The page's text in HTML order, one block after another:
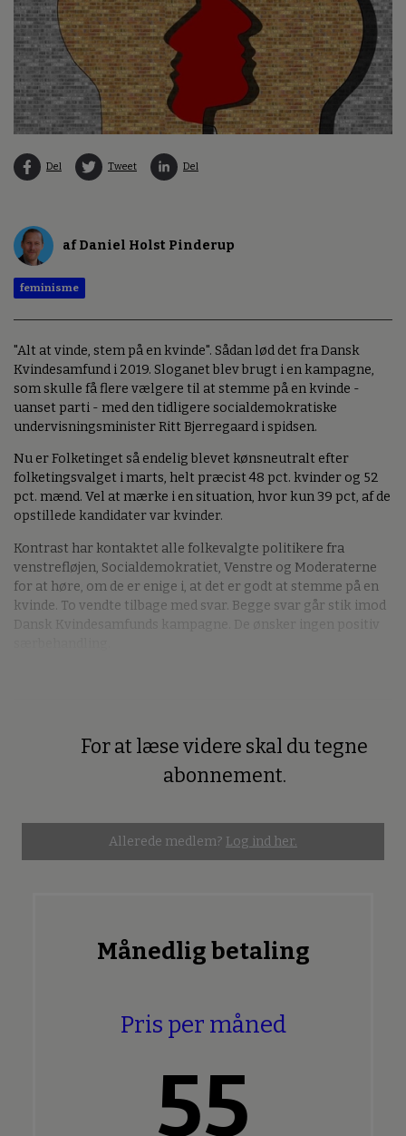
Del Tweet Del
af Daniel Holst Pinderup
feminisme
"Alt at vinde, stem på en kvinde". Sådan lød det fra Dansk
Kvindesamfund i 2019. Sloganet blev brugt i en kampagne,
som skulle få flere vælgere til at stemme på en kvinde -
uanset parti - med den tidligere socialdemokratiske
undervisningsminister Ritt Bjerregaard i spidsen.
Nu erFolketinget så endelig blevet kønsneutralt efter
folketingsvalget i marts, helt præcist 48 pct. kvinder og 52
pct. mænd. Vel at mærke i en situation, hvor kun 39 pct, af de
opstillede kandidater var kvinder.
Kontrast har kontaktet alle folkevalgte politikere fra
venstrefløjen, Socialdemokratiet, Venstre og Moderaterne
for at høre, om de er enige i, at det er godt at stemme på en
kvinde. To vendte tilbage med svar. Begge svar går stik imod
Dansk Kvindesamfunds kampagne. De ønsker ingen positiv
For at læse videre skal du tegne
abonnement.
Allerede medlem? Log ind her.
Månedlig betaling
Pris per måned
55